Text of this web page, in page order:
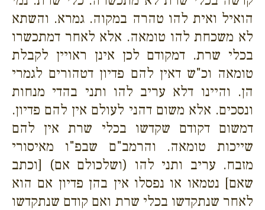
הואיל ואית להו טהרה במקוה. גמרא. והשתא
לא משכחת להו טומאה. אלא לאחר דמתכשרו
בכלי שרת. דמקודם לכן אינן ראויין לקבלת
טומאה וכ"ש דאין להם פדיון דטהורים לגמרי
הן. והיינו דלא עריב להו ותני בהדי מנחות
ונסכים. אלא משום דהני לעולם אין להם פדיון.
דמשום דקודם שקדשו בכלי שרת אין להם
שייכות טומאה. והרמב"ם שבפ"ו מאיסורי
מזבח. עריב ותני להו (ושלכולם אם) [וכתב
שאם] נטמאו או נפסלו אין בהן פדיון אם הוא
לאחר שנתקדשו בכלי שרת ואם קודם שנתקדשו